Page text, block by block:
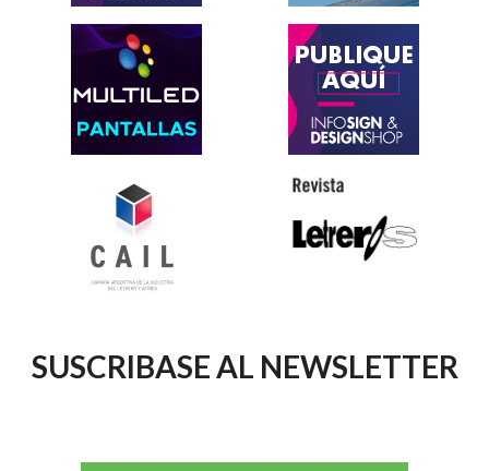
SUSCRIBASE AL NEWSLETTER